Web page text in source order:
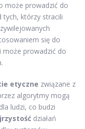
może prowadzić do
którzy stracili
się do
może prowadzić do
etyczne związane z
algorytmy mogą
ludzi, co budzi
działań